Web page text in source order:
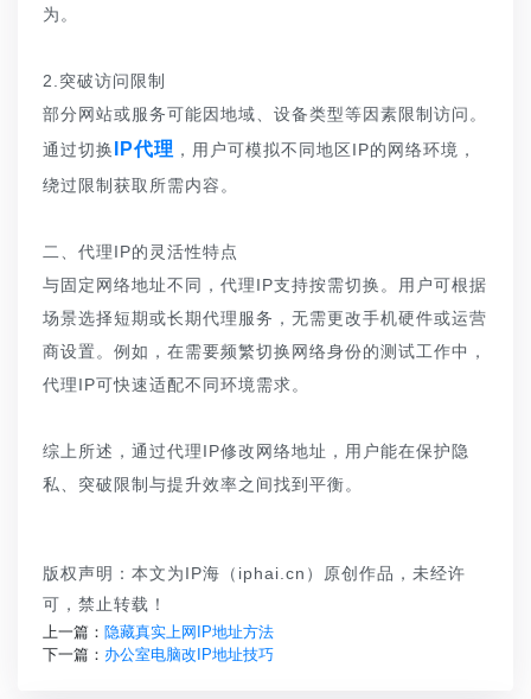
为。
2.突破访问限制
部分网站或服务可能因地域、设备类型等因素限制访问。
通过切换
IP代理 ，用户可模拟不同地区IP的网络环境，
绕过限制获取所需内容。
二、代理IP的灵活性特点
与固定网络地址不同，代理IP支持按需切换。用户可根据
场景选择短期或长期代理服务，无需更改手机硬件或运营
商设置。例如，在需要频繁切换网络身份的测试工作中，
代理IP可快速适配不同环境需求。
综上所述，通过代理IP修改网络地址，用户能在保护隐
私、突破限制与提升效率之间找到平衡。
版权声明：本文为IP海（iphai.cn）原创作品，未经许
可，禁止转载！
上一篇： 隐藏真实上网IP地址方法
下一篇： 办公室电脑改IP地址技巧